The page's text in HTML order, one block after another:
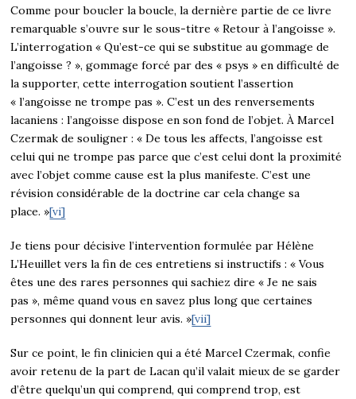
Comme pour boucler la boucle, la dernière partie de ce livre
remarquable s’ouvre sur le sous-titre « Retour à l’angoisse ».
L’interrogation « Qu’est-ce qui se substitue au gommage de
l’angoisse ? », gommage forcé par des « psys » en difficulté de
la supporter, cette interrogation soutient l’assertion
« l’angoisse ne trompe pas ». C’est un des renversements
lacaniens : l’angoisse dispose en son fond de l’objet. À Marcel
Czermak de souligner : « De tous les affects, l’angoisse est
celui qui ne trompe pas parce que c’est celui dont la proximité
avec l’objet comme cause est la plus manifeste. C’est une
révision considérable de la doctrine car cela change sa
place. »[vi]
Je tiens pour décisive l’intervention formulée par Hélène
L’Heuillet vers la fin de ces entretiens si instructifs : « Vous
êtes une des rares personnes qui sachiez dire « Je ne sais
pas », même quand vous en savez plus long que certaines
personnes qui donnent leur avis. »[vii]
Sur ce point, le fin clinicien qui a été Marcel Czermak, confie
avoir retenu de la part de Lacan qu’il valait mieux de se garder
d’être quelqu’un qui comprend, qui comprend trop, est